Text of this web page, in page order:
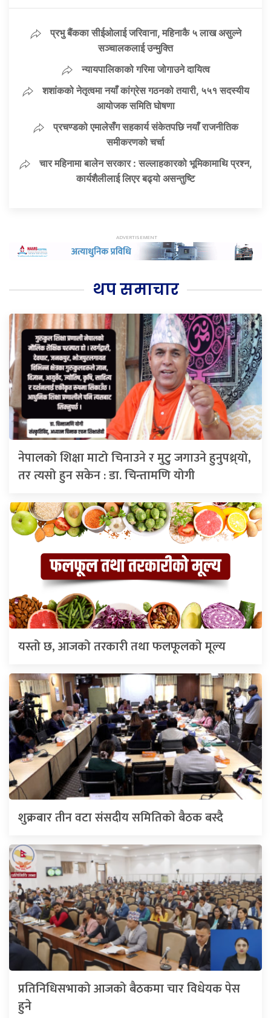
प्रभु बैंकका सीईओलाई जरिवाना, महिनाकै ५ लाख असुल्ने
सञ्चालकलाई उन्मुक्ति
न्यायपालिकाको गरिमा जोगाउने दायित्व
शशांकको नेतृत्वमा नयाँ कांग्रेस गठनको तयारी, ५५१ सदस्यीय
आयोजक समिति घोषणा
प्रचण्डको एमालेसँग सहकार्य संकेतपछि नयाँ राजनीतिक
समीकरणको चर्चा
चार महिनामा बालेन सरकार : सल्लाहकारको भूमिकामाथि प्रश्न,
कार्यशैलीलाई लिएर बढ्यो असन्तुष्टि
थप समाचार
नेपालको शिक्षा माटो चिनाउने र मुटु जगाउने हुनुपथ्र्यो,
तर त्यसो हुन सकेन : डा. चिन्तामणि योगी
यस्तो छ, आजको तरकारी तथा फलफूलको मूल्य
शुक्रबार तीन वटा संसदीय समितिको बैठक बस्दै
प्रतिनिधिसभाको आजको बैठकमा चार विधेयक पेस
हुने